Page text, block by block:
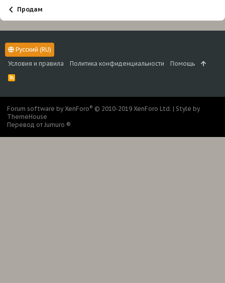
Продам
Русский (RU)
Условия и правила
Политика конфиденциальности Помощь
R
Forum software by XenForo® © 2010-2019 XenForo Ltd. | Style by
ThemeHouse
Перевод от Jumuro ®